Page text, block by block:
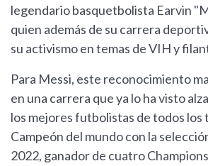
legendario basquetbolista Earvin
quien además de su carrera
su activismo en temas de VIH y
Para Messi, este reconocimiento
en una carrera que ya lo ha visto
los mejores futbolistas de todos los
Campeón del mundo con la
2022, ganador de cuatro